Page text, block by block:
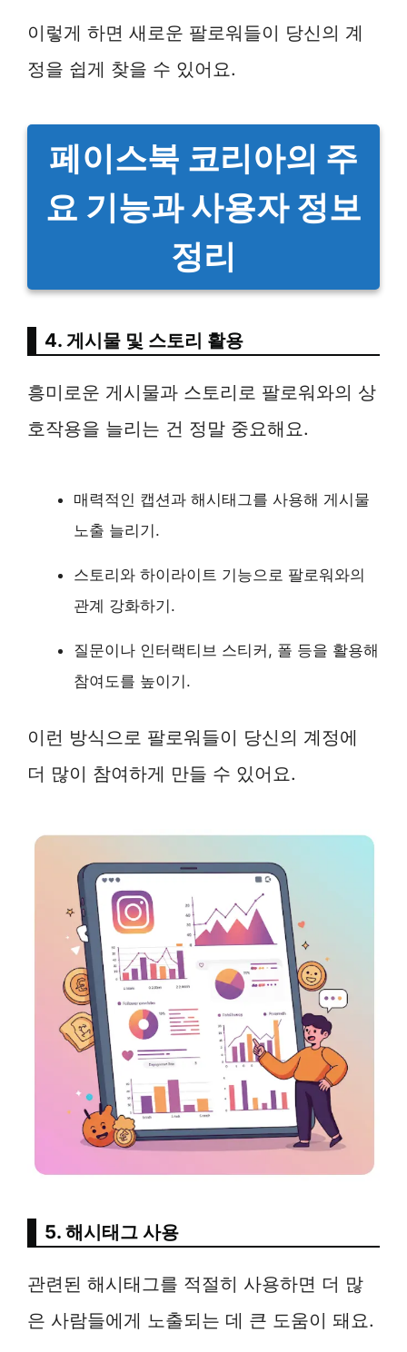
이렇게 하면 새로운 팔로워들이 당신의 계
정을 쉽게 찾을 수 있어요.
페이스북 코리아의 주
요 기능과 사용자 정보
정리
4. 게시물 및 스토리 활용
흥미로운 게시물과 스토리로 팔로워와의 상
호작용을 늘리는 건 정말 중요해요.
매력적인 캡션과 해시태그를 사용해 게시물
노출 늘리기.
스토리와 하이라이트 기능으로 팔로워와의
관계 강화하기.
질문이나 인터랙티브 스티커, 폴 등을 활용해
참여도를 높이기.
이런 방식으로 팔로워들이 당신의 계정에
더 많이 참여하게 만들 수 있어요.
5. 해시태그 사용
관련된 해시태그를 적절히 사용하면 더 많
은 사람들에게 노출되는 데 큰 도움이 돼요.